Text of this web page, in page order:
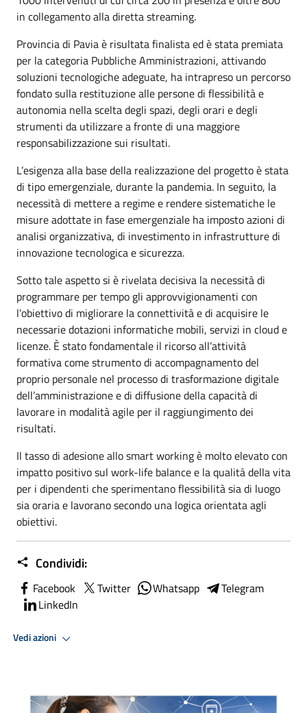
in collegamento alla diretta streaming.
Provincia di Pavia è risultata finalista ed è stata premiata
per la categoria Pubbliche Amministrazioni, attivando
soluzioni tecnologiche adeguate, ha intrapreso un percorso
fondato sulla restituzione alle persone di flessibilità e
autonomia nella scelta degli spazi, degli orari e degli
strumenti da utilizzare a fronte di una maggiore
responsabilizzazione sui risultati.
L’esigenza alla base della realizzazione del progetto è stata
di tipo emergenziale, durante la pandemia. In seguito, la
necessità di mettere a regime e rendere sistematiche le
misure adottate in fase emergenziale ha imposto azioni di
analisi organizzativa, di investimento in infrastrutture di
innovazione tecnologica e sicurezza.
Sotto tale aspetto si è rivelata decisiva la necessità di
programmare per tempo gli approvvigionamenti con
l’obiettivo di migliorare la connettività e di acquisire le
necessarie dotazioni informatiche mobili, servizi in cloud e
licenze. È stato fondamentale il ricorso all’attività
formativa come strumento di accompagnamento del
proprio personale nel processo di trasformazione digitale
dell’amministrazione e di diffusione della capacità di
lavorare in modalità agile per il raggiungimento dei
risultati.
Il tasso di adesione allo smart working è molto elevato con
impatto positivo sul work-life balance e la qualità della vita
per i dipendenti che sperimentano flessibilità sia di luogo
sia oraria e lavorano secondo una logica orientata agli
obiettivi.
Condividi:
Facebook Twitter Whatsapp
Telegram
LinkedIn
Vedi azioni